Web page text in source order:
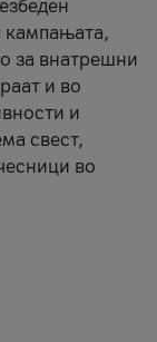
кампањата,
за внатрешни
и во
и
свест,
во